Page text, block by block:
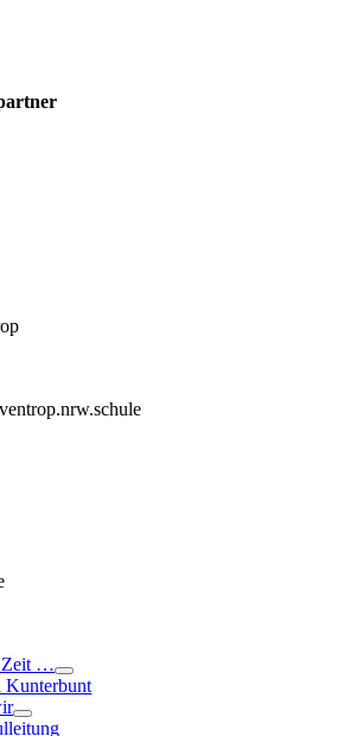
Zeit …
Kunterbunt